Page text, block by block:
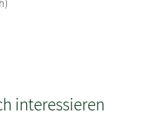
interessieren